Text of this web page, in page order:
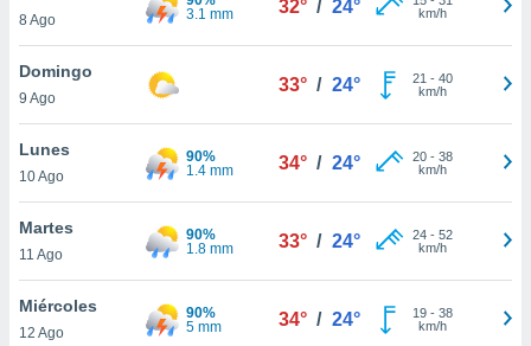
más
nuestra
y
de
disponible
8 Ago
3.1 mm
32° / 24°
km/h
Domingo
9 Ago
33° / 24° 21 - 40
km/h
Lunes
10 Ago
90%
1.4 mm
34° / 24° 20- 38
km/h
Martes
11 Ago
90%
1.8 mm
33° / 24° 24- 52
km/h
Miércoles
12 Ago
90%
5 mm
34° / 24° 19- 38
km/h